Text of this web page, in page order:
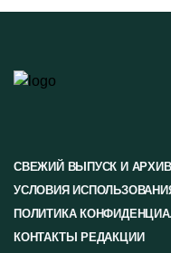
СВЕЖИЙ ВЫПУСК И
УСЛОВИЯ
ПОЛИТИКА
КОНТАКТЫ РЕДАКЦИИ